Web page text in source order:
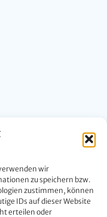
wir
zu speichern bzw.
zustimmen, können
IDs auf dieser Website
erteilen oder